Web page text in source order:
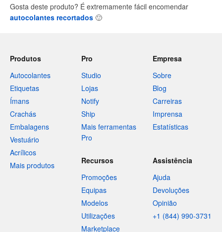
Gosta deste produto? É extremamente fácil encomendar
autocolantes recortados 🙂
Produtos
Autocolantes
Etiquetas
Ímans
Crachás
Embalagens
Vestuário
Acrílicos
Mais produtos
Pro
Studio
Lojas
Notify
Ship
Mais ferramentas
Pro
Empresa
Sobre
Blog
Carreiras
Imprensa
Estatísticas
Recursos
Promoções
Equipas
Modelos
Utilizações
Marketplace
Assistência
Ajuda
Devoluções
Opinião
+1 (844) 990-3731